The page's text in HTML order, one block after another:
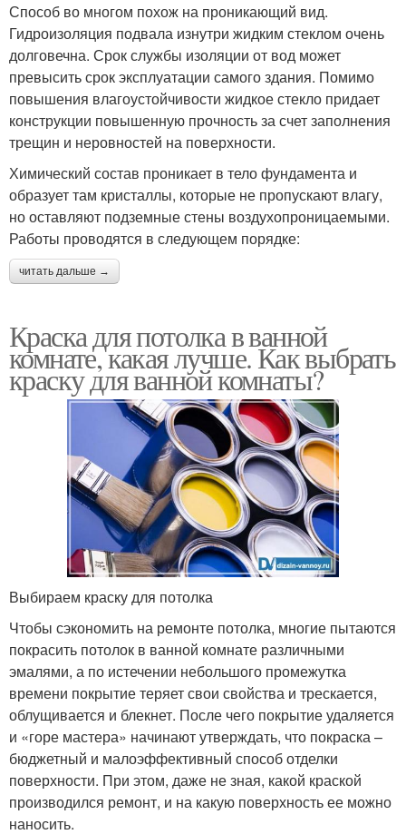
Способ во многом похож на проникающий вид.
Гидроизоляция подвала изнутри жидким стеклом очень
долговечна. Срок службы изоляции от вод может
превысить срок эксплуатации самого здания. Помимо
повышения влагоустойчивости жидкое стекло придает
конструкции повышенную прочность за счет заполнения
трещин и неровностей на поверхности.
Химический состав проникает в тело фундамента и
образует там кристаллы, которые не пропускают влагу,
но оставляют подземные стены воздухопроницаемыми.
Работы проводятся в следующем порядке:
читать дальше →
Краска для потолка в ванной
комнате, какая лучше. Как выбрать
краску для ванной комнаты?
Выбираем краску для потолка
Чтобы сэкономить на ремонте потолка, многие пытаются
покрасить потолок в ванной комнате различными
эмалями, а по истечении небольшого промежутка
времени покрытие теряет свои свойства и трескается,
облущивается и блекнет. После чего покрытие удаляется
и «горе мастера» начинают утверждать, что покраска –
бюджетный и малоэффективный способ отделки
поверхности. При этом, даже не зная, какой краской
производился ремонт, и на какую поверхность ее можно
наносить.